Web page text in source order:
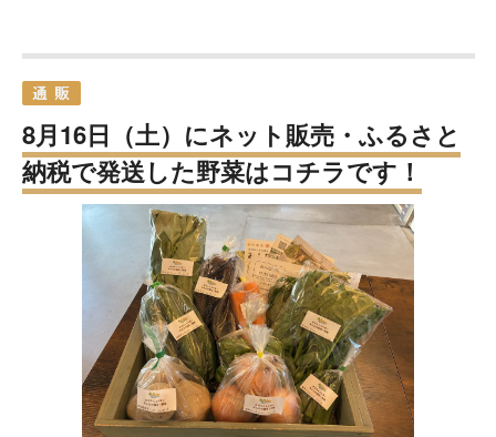
8月16日（土）にネット販売・ふるさと
納税で発送した野菜はコチラです！